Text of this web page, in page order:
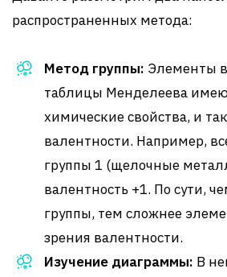
распространенных метода:
Метод группы: Элементы
таблицы Менделеева
химические свойства, и
валентности. Например,
группы 1 (щелочные
валентность +1. По сути,
группы, тем сложнее
зрения валентности.
Изучение диаграммы: В